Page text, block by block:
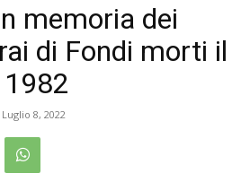
memoria dei
di Fondi morti il
Luglio 8, 2022